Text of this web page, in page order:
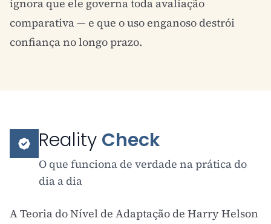
ignora que ele governa toda avaliação
comparativa — e que o uso enganoso destrói
confiança no longo prazo.
Reality Check
O que funciona de verdade na prática do
dia a dia
A Teoria do Nível de Adaptação de Harry Helson